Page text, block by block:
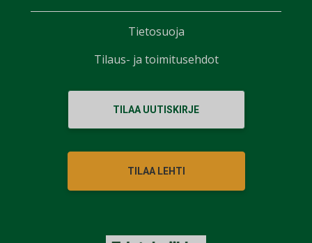
TILAA UUTISKIRJE
TILAA LEHTI
Tietosuoja
Tilaus- ja toimitusehdot